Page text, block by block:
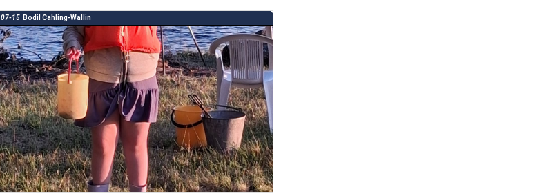
07-15 Bodil Cahling-Wallin